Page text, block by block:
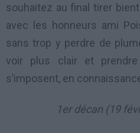
souhaitez au final tirer
avec les honneurs ami
sans trop y perdre de
voir plus clair et
s’imposent, en
1er décan (19